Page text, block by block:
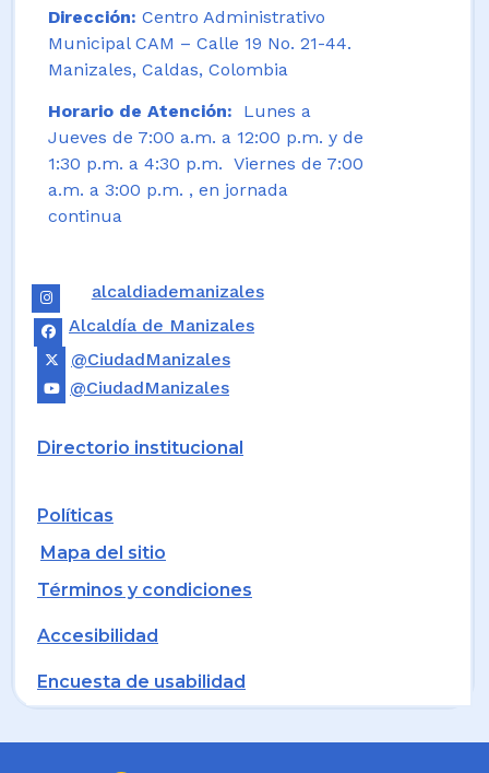
Dirección: Centro Administrativo
Municipal CAM – Calle 19 No. 21-44.
Manizales, Caldas, Colombia
Horario de Atención: Lunes a
Jueves de 7:00 a.m. a 12:00 p.m. y de
1:30 p.m. a 4:30 p.m. Viernes de 7:00
a.m. a 3:00 p.m. , en jornada
continua
alcaldiademanizales
Alcaldía de Manizales
@CiudadManizales
@CiudadManizales
Directorio institucional
Políticas
Mapa del sitio
Términos y condiciones
Accesibilidad
Encuesta de usabilidad